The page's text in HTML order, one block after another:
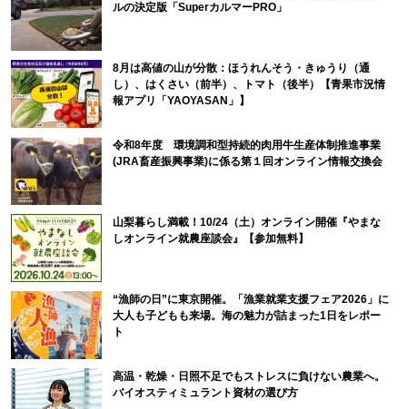
ルの決定版「SuperカルマーPRO」
8月は高値の山が分散：ほうれんそう・きゅうり（通
し）、はくさい（前半）、トマト（後半）【青果市況情
報アプリ「YAOYASAN」】
令和8年度 環境調和型持続的肉用牛生産体制推進事業
(JRA畜産振興事業)に係る第１回オンライン情報交換会
山梨暮らし満載！10/24（土）オンライン開催『やまな
しオンライン就農座談会』【参加無料】
“漁師の日”に東京開催。「漁業就業支援フェア2026」に
大人も子どもも来場。海の魅力が詰まった1日をレポー
ト
高温・乾燥・日照不足でもストレスに負けない農業へ。
バイオスティミュラント資材の選び方